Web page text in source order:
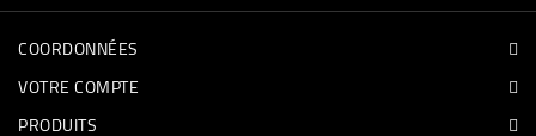
COORDONNÉES
VOTRE COMPTE
PRODUITS